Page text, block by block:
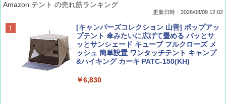
BE-PAL(ビ-パル) 2026年 9 月号【特別付録:
SOTO ミニマル"旅"財布 ランダム2種】
￥1,500
地球の歩き方 スター・ウォーズ
￥2,695
Amazon テント の売れ筋ランキング
更新日時：2026/08/09 12:02
[キャンパーズコレクション 山善] ポップアッ
プテント 傘みたいに広げて畳める パッとサ
ッとサンシェード キューブ フルクローズ メ
ッシュ 簡単設置 ワンタッチテント キャンプ
&ハイキング カーキ PATC-150(KH)
￥6,830